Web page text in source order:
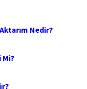
Nedir?